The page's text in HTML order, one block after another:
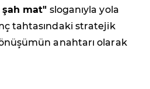
şah mat" sloganıyla yola
tahtasındaki stratejik
anahtarı olarak